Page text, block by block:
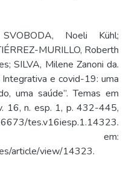
Noeli Kühl;
MURILLO, Roberth
SILVA, Milene Zanoni da.
Integrativa e covid-19: uma
uma saúde”. Temas em
16, n. esp. 1, p. 432-445,
tes.v16iesp.1.14323.
em:
article/view/14323.